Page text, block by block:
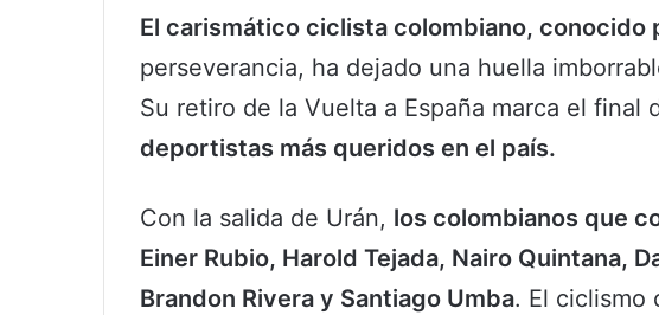
El carismático ciclista colombiano, conocido
perseverancia, ha dejado una huella
Su retiro de la Vuelta a España marca el final
deportistas más queridos en el país.
Con la salida de Urán, los colombianos que
Einer Rubio, Harold Tejada, Nairo Quintana,
Brandon Rivera y Santiago Umba. El ciclismo